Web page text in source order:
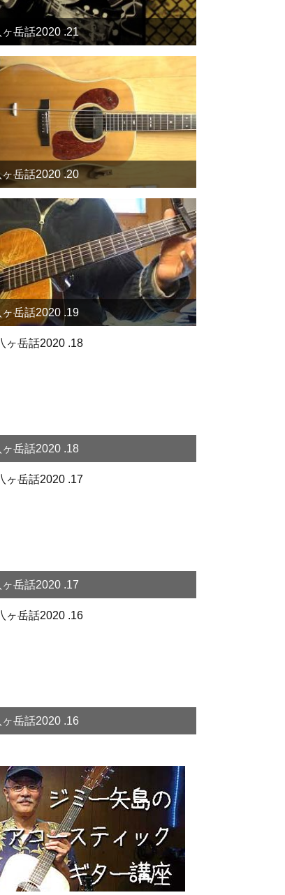
岳話2020 .21
岳話2020 .20
岳話2020 .19
岳話2020 .18
岳話2020 .17
岳話2020 .16